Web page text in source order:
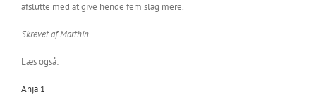
afslutte med at give hende fem slag mere.
Skrevet af Marthin
Læs også:
Anja 1